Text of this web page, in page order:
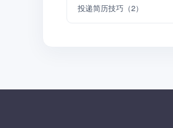
投递简历技巧（2）